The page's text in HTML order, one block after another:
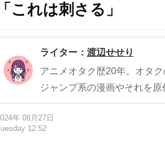
「これは刺さる」
ライター： 渡辺せせり
アニメオタク歴20年。オタ
ジャンプ系の漫画やそれを
年 08月27日
12:52